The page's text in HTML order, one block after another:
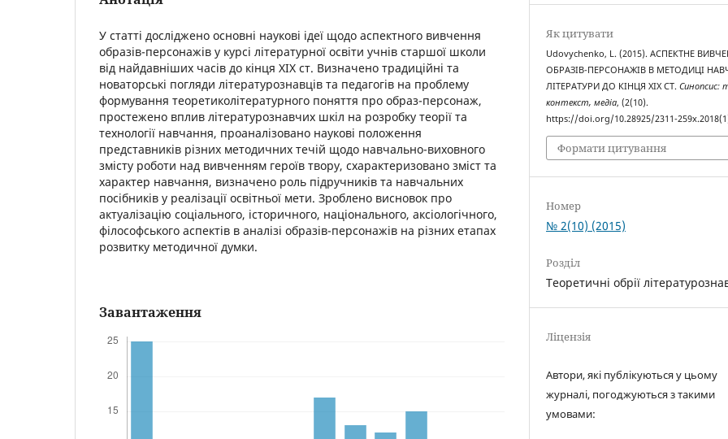
У статті досліджено основні наукові ідеї щодо аспектного вивчення
образів-персонажів у курсі літературної освіти учнів старшої школи
від найдавніших часів до кінця ХІХ ст. Визначено традиційні та
новаторські погляди літературознавців та педагогів на проблему
формування теоретиколітературного поняття про образ-персонаж,
простежено вплив літературознавчих шкіл на розробку теорії та
технології навчання, проаналізовано наукові положення
представників різних методичних течій щодо навчально-виховного
змісту роботи над вивченням героїв твору, схарактеризовано зміст та
характер навчання, визначено роль підручників та навчальних
посібників у реалізації освітньої мети. Зроблено висновок про
актуалізацію соціального, історичного, національного, аксіологічного,
філософського аспектів в аналізі образів-персонажів на різних етапах
розвитку методичної думки.
Завантаження
Як цитувати
Udovychenko, L. (2015). АСПЕКТНЕ
ОБРАЗІВ-ПЕРСОНАЖІВ В МЕТОДИЦІ
ЛІТЕРАТУРИ ДО КІНЦЯ ХІХ СТ.Синопсис:
контекст, медіа, (2(10).
https://doi.org/10.28925/2311-
Формати цитування
Номер
№ 2(10) (2015)
Розділ
Теоретичні обрії
Ліцензія
Автори, які публікуються у цьому
журналі, погоджуються з такими
умовами: